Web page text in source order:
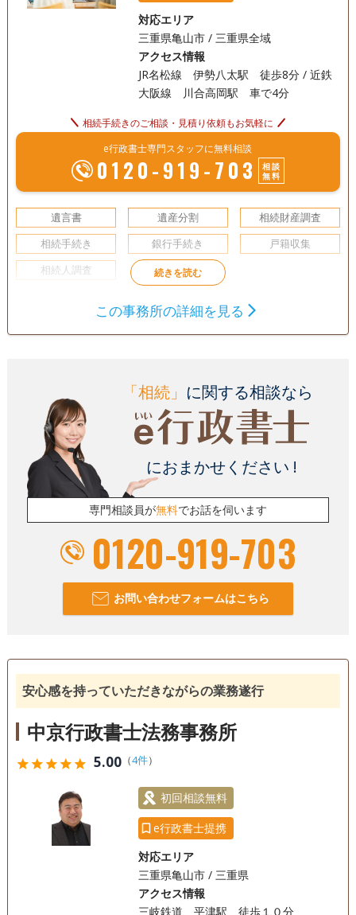
対応エリア
三重県亀山市 / 三重県全域
アクセス情報
JR名松線 伊勢八太駅 徒歩8分 / 近鉄
大阪線 川合高岡駅 車で4分
相続手続きのご相談・見積り依頼もお気軽に
e行政書士専門スタッフに無料相談
0120-919-703
相談
無料
遺言書 遺産分割
相続財産調査
相続手続き
銀行手続き
戸籍収集
相続人調査
この事務所の詳細を見る
「相続」 に関する相談なら
におまかせください !
専門相談員が無料でお話を伺います
0120-919-703
お問い合わせフォームはこちら
安心感を持っていただきながらの業務遂行
中京行政書士法務事務所
starstarstarstarstar 5.00（4件）
初回相談無料
e行政書士提携
対応エリア
三重県亀山市 / 三重県
アクセス情報
三岐鉄道 平津駅 徒歩１０分